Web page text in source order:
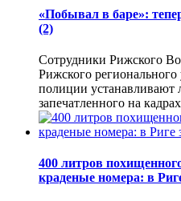
«Побывал в баре»:
(2)
Сотрудники Рижского
Рижского регионального
полиции устанавливают
запечатленного на
400 литров
краденые номера: в